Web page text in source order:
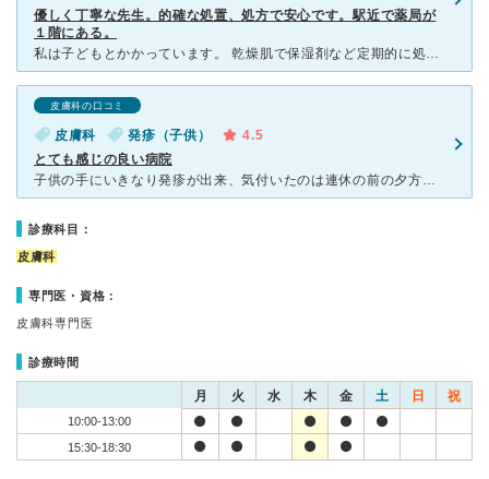
優しく丁寧な先生。的確な処置、処方で安心です。駅近で薬局が
１階にある。
私は子どもとかかっています。 乾燥肌で保湿剤など定期的に処方してもらっています。 子どもはイボや湿疹で診てもらうことが多いです。 先生は優しく丁寧な感じで話しやすいですので、子どもも安心して診て
皮膚科の口コミ
皮膚科 発疹（子供）
4.5
とても感じの良い病院
子供の手にいきなり発疹が出来、気付いたのは連休の前の夕方！これは何が何でも診てもらわなければと思い、いつも通っていたところはお休みだったので初めてこちらに行きました。 まず、受付の方に電話をして診察
診療科目：
皮膚科
専門医・資格：
皮膚科専門医
診療時間
月 火 水 木 金 土 日 祝
10:00-13:00
15:30-18:30